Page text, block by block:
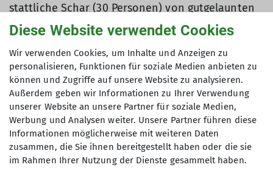
stattliche Schar (30 Personen) von gutgelaunten
DAV-Senioren und einigen Gästen am Treffpunkt
Omnibusbahnhof ein.
Diese Website verwendet Cookies
Wir verwenden Cookies, um Inhalte und Anzeigen zu
personalisieren, Funktionen für soziale Medien anbieten zu
können und Zugriffe auf unsere Website zu analysieren.
Außerdem geben wir Informationen zu Ihrer Verwendung
unserer Website an unsere Partner für soziale Medien,
Werbung und Analysen weiter. Unsere Partner führen diese
Informationen möglicherweise mit weiteren Daten
zusammen, die Sie ihnen bereitgestellt haben oder die sie
im Rahmen Ihrer Nutzung der Dienste gesammelt haben.